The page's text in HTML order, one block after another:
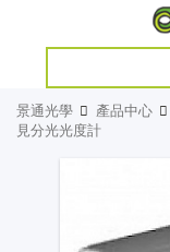
景通光學 產品中心
見分光光度計